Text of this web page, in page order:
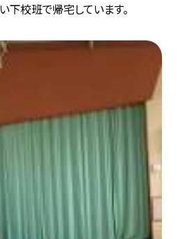
下校班で帰宅しています。